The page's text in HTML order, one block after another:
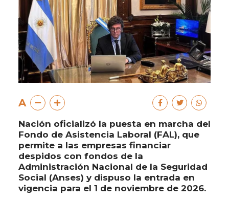
A
Nación oficializó la puesta en marcha del
Fondo de Asistencia Laboral (FAL), que
permite a las empresas financiar
despidos con fondos de la
Administración Nacional de la Seguridad
Social (Anses) y dispuso la entrada en
vigencia para el 1 de noviembre de 2026.